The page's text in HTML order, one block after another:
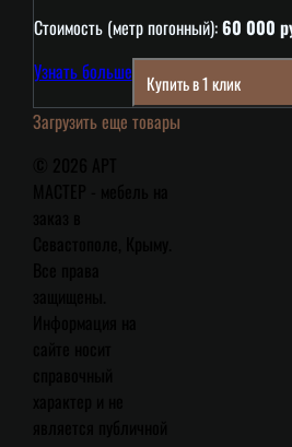
Стоимость (метр погонный):60 000
Узнать больше
Купить в 1 клик
Загрузить еще товары